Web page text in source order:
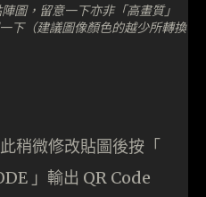
圖，留意一下亦非「高畫質」
下（建議圖像顏色的越少所轉換